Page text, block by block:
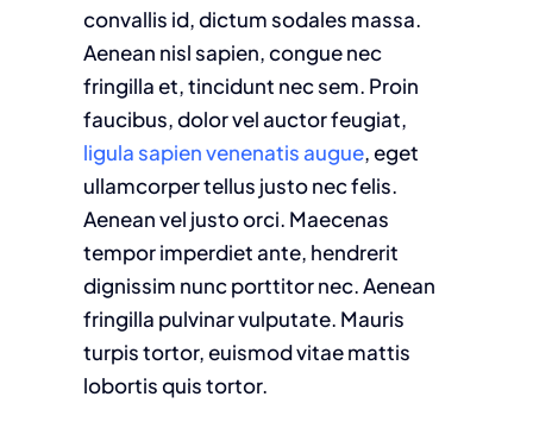
convallis id, dictum sodales massa.
Aenean nisl sapien, congue nec
fringilla et, tincidunt nec sem. Proin
faucibus, dolor vel auctor feugiat,
ligula sapien venenatis augue, eget
ullamcorper tellus justo nec felis.
Aenean vel justo orci. Maecenas
tempor imperdiet ante, hendrerit
dignissim nunc porttitor nec. Aenean
fringilla pulvinar vulputate. Mauris
turpis tortor, euismod vitae mattis
lobortis quis tortor.